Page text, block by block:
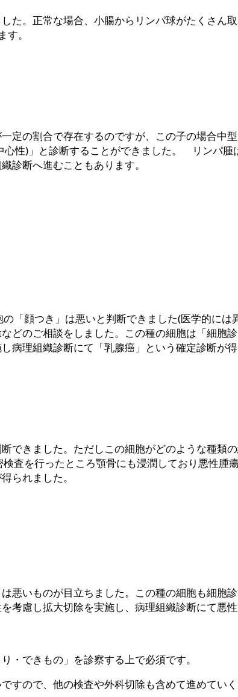
た。正常な場合、小腸からリンパ球がたくさん
。
定の割合で存在するのですが、この子の場合中
性)」と診断することができました。 リンパ
診断へ進むこともあります。
「顔つき」は悪いと判断できました(医学的に
どのご相談をしました。この種の細胞は「細胞
病理組織診断にて「乳腺癌」という確定診断が得
できました。ただしこの細胞がどのような種類
査を行ったところ顎骨にも浸潤しており悪性腫
られました。
悪いものが目立ちました。この種の細胞も細胞
考慮し拡大切除を実施し、病理組織診断にて悪
・できもの」を診察する上で必須です。
ので、他の検査や外科切除も含めて進めていく